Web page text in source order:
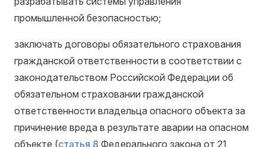
промышленной безопасностью;
заключать договоры обязательного страхования
гражданской ответственности в соответствии с
законодательством Российской Федерации об
обязательном страховании гражданской
ответственности владельца опасного объекта за
причинение вреда в результате аварии на опасном
объекте (статья 8 Федерального закона от 21